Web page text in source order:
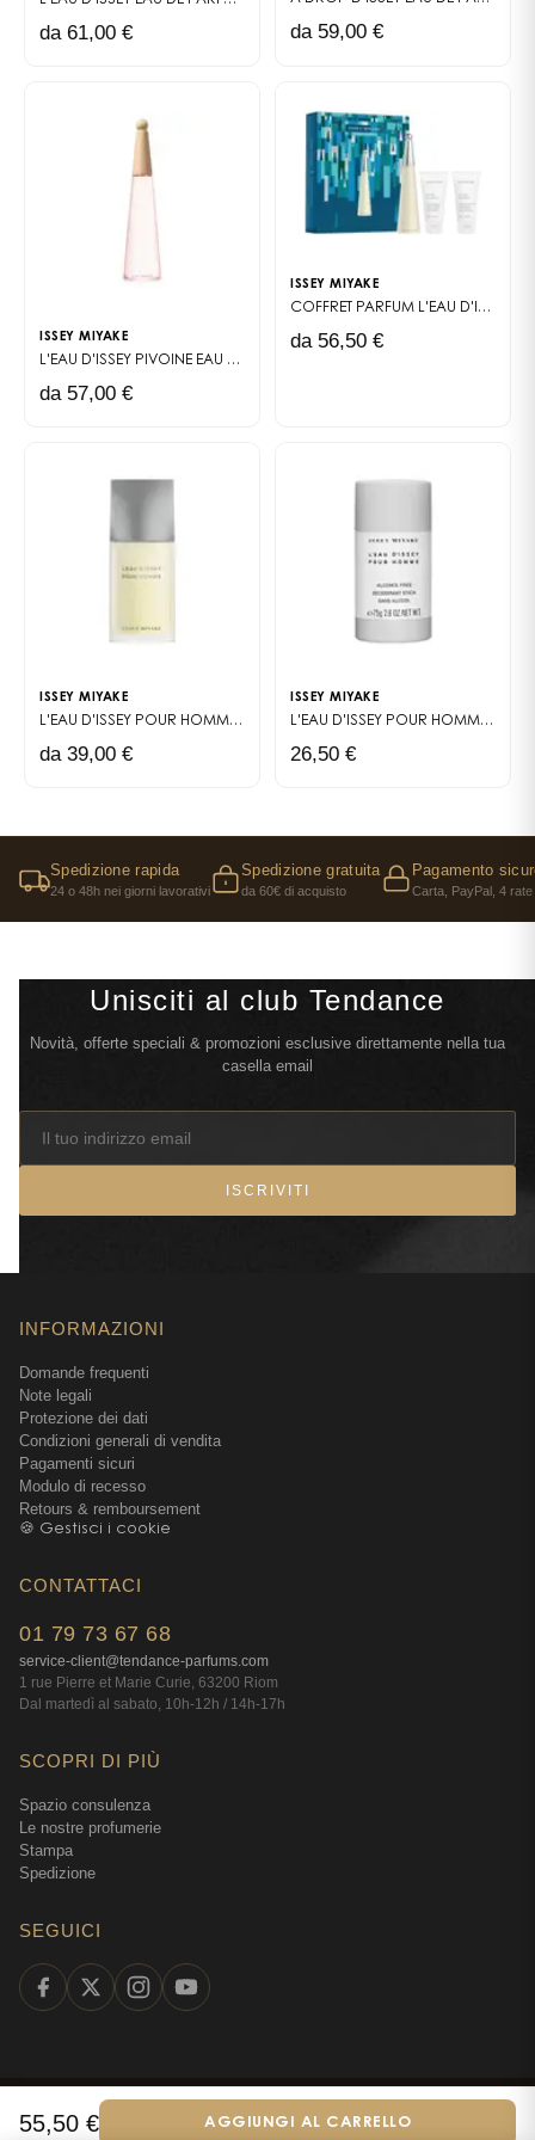
150 ml.
55,50 € AGGIUNGI AL CARRELLO
da 61,00 € da 59,00 €
ISSEY MIYAKE
L'EAU D'ISSEY PIVOINE EAU DE TOILETTE INTENSE
da 57,00 €
ISSEY MIYAKE
COFFRET PARFUM L'EAU D'ISSEY
da 56,50 €
ISSEY MIYAKE
L'EAU D'ISSEY POUR HOMMEEAU DE TOILETTE
da 39,00 €
ISSEY MIYAKE
L'EAU D'ISSEY POUR HOMME DÉODORANT STICK
26,50 €
Spedizione rapida
24 o 48h nei giorni lavorativi
Spedizione gratuita
da 60€ di acquisto
Pagamento
Carta, PayPal, 4
Unisciti al club Tendance
Novità, offerte speciali & promozioni esclusive direttamente nella tua
casella email
ISCRIVITI
INFORMAZIONI
Domande frequenti
Note legali
Protezione dei dati
Condizioni generali di vendita
Pagamenti sicuri
Modulo di recesso
Retours & remboursement
🍪 Gestisci i cookie
CONTATTACI
01 79 73 67 68
service-client@tendance-parfums.com
1 rue Pierre et Marie Curie, 63200 Riom
Dal martedì al sabato, 10h-12h / 14h-17h
SCOPRI DI PIÙ
Spazio consulenza
Le nostre profumerie
Stampa
Spedizione
SEGUICI
Tendance Parfums —
2009
· Italiano